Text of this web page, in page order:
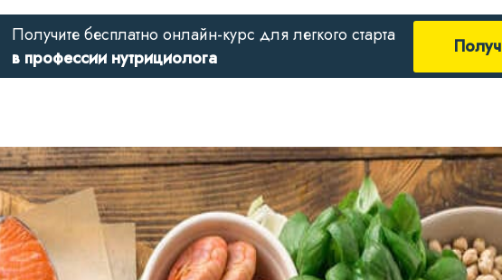
Получите бесплатно онлайн-курс для легкого старта
в профессии нутрициолога